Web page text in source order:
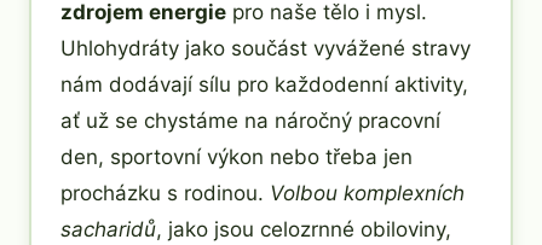
zdrojem energie pro naše tělo i mysl.
Uhlohydráty jako součást vyvážené stravy
nám dodávají sílu pro každodenní aktivity,
ať už se chystáme na náročný pracovní
den, sportovní výkon nebo třeba jen
procházku s rodinou. Volbou komplexních
sacharidů, jako jsou celozrnné obiloviny,